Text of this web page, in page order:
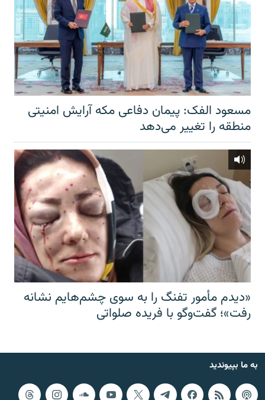
مسعود الفک: پیمان دفاعی مکه آرایش امنیتی
منطقه را تغییر می‌دهد
«دیدم مأمور تفنگ را به سوی چشم‌هایم نشانه
رفت»؛ گفت‌و‌گو با فریده صلواتی
به ما بپیوندید